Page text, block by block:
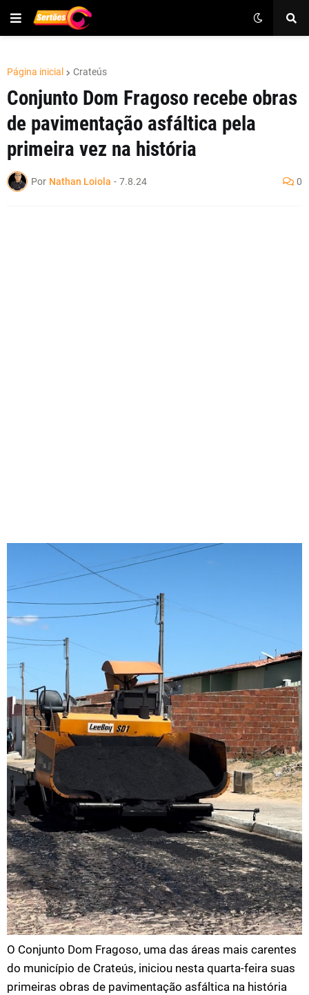
Página inicial Crateús
Conjunto Dom Fragoso recebe obras
de pavimentação asfáltica pela
primeira vez na história
Por Nathan Loiola - 7.8.24 0
O Conjunto Dom Fragoso, uma das áreas mais carentes
do município de Crateús, iniciou nesta quarta-feira suas
primeiras obras de pavimentação asfáltica na história